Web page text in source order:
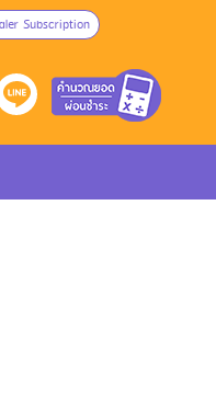
นเกิดเพิ่มอีก 1
M GEN
Subscription